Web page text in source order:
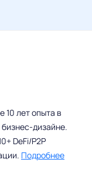
10 лет опыта в
бизнес-дизайне.
DeFi/P2P
Подробнее